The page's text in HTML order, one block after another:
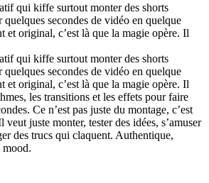
qui kiffe surtout monter des shorts
secondes de vidéo en quelque
et original, c’est là que la magie opère. Il
qui kiffe surtout monter des shorts
secondes de vidéo en quelque
et original, c’est là que la magie opère. Il
les transitions et les effets pour faire
Ce n’est pas juste du montage, c’est
juste monter, tester des idées, s’amuser
des trucs qui claquent. Authentique,
mood.